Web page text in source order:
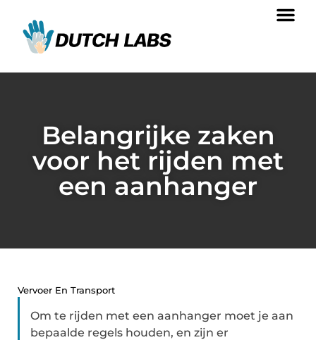
Belangrijke zaken
voor het rijden met
een aanhanger
Vervoer En Transport
Om te rijden met een aanhanger moet je aan
bepaalde regels houden, en zijn er